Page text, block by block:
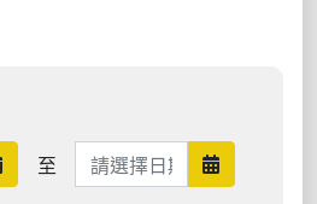
日期範圍開始
至 日期範圍結束 日期範圍